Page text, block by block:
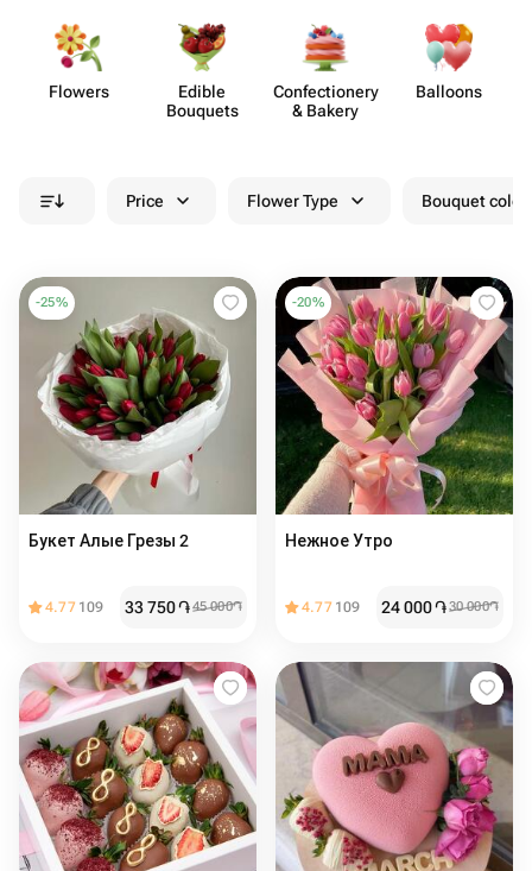
Flowers
Edible
Bouquets
Confect​ionery
& Bakery
Balloons
Price Flower Type Bouquet
-25%
Букет Алые Грезы 2
4.77 109 33 750֏45 000֏
-20%
Нежное Утро
4.77 109 24 000֏30 000֏